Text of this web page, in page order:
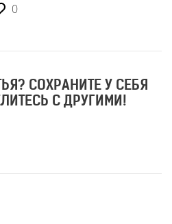
0
СОХРАНИТЕ У СЕБЯ
С ДРУГИМИ!